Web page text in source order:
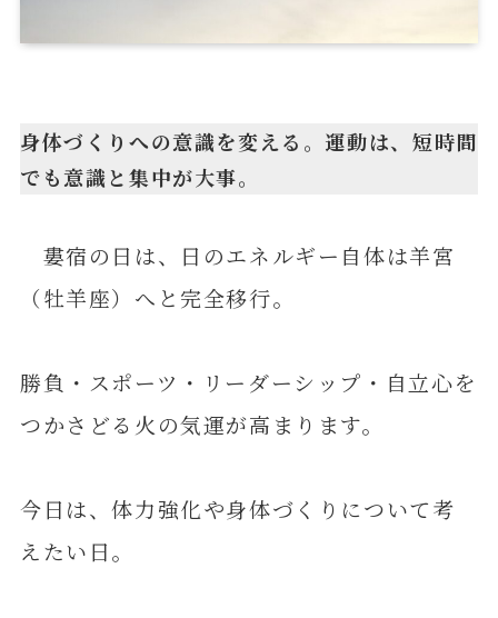
身体づくりへの意識を変える。運動は、短時間
でも意識と集中が大事。
婁宿の日は、日のエネルギー自体は羊宮
（牡羊座）へと完全移行。
勝負・スポーツ・リーダーシップ・自立心を
つかさどる火の気運が高まります。
今日は、体力強化や身体づくりについて考
えたい日。